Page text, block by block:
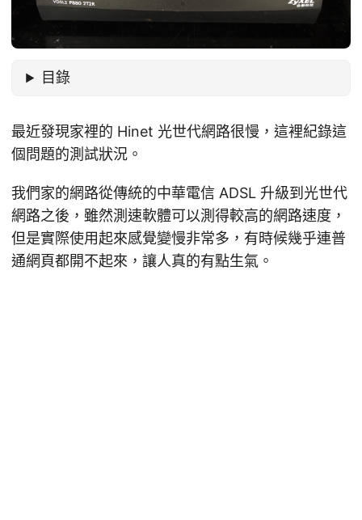
目錄
最近發現家裡的 Hinet 光世代網路很慢，這裡紀錄這
個問題的測試狀況。
我們家的網路從傳統的中華電信 ADSL 升級到光世代
網路之後，雖然測速軟體可以測得較高的網路速度，
但是實際使用起來感覺變慢非常多，有時候幾乎連普
通網頁都開不起來，讓人真的有點生氣。